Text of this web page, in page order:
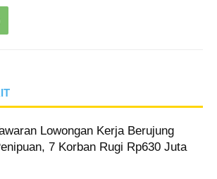
Lowongan Kerja Berujung
7 Korban Rugi Rp630 Juta